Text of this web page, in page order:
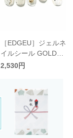
［EDGEU］ジェルネ
イルシール GOLDEN
EGG／エッジユー
2,530円